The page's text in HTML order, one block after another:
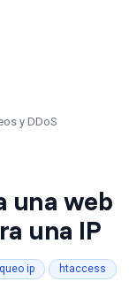
y DDoS
una web
una IP
ip · htaccess